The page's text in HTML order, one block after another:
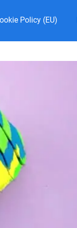
Policy (EU)